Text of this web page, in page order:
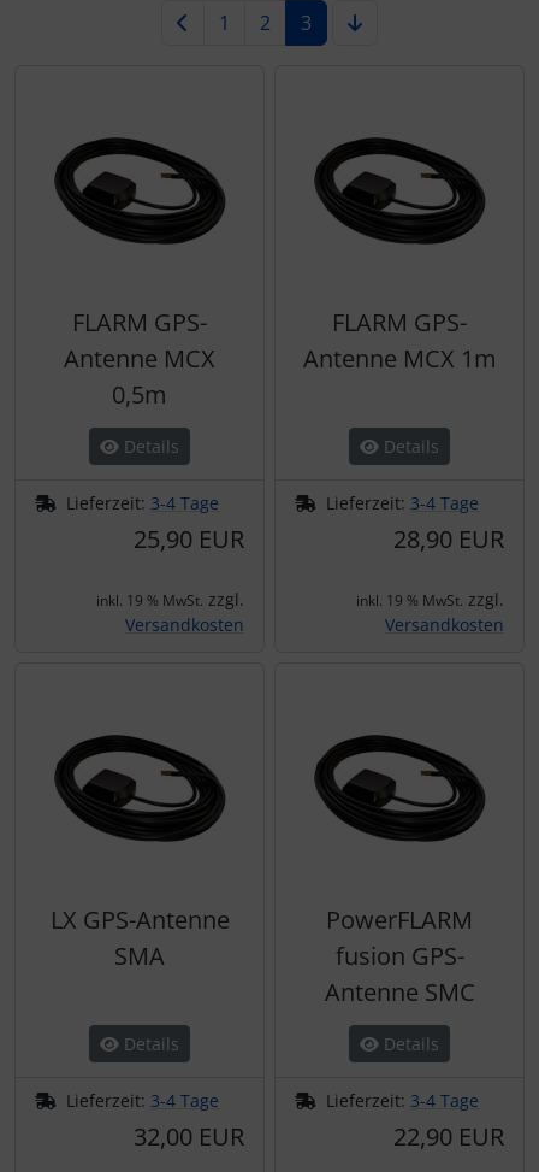
1 2 3
FLARM GPS-
Antenne MCX
0,5m
Details
Lieferzeit: 3-4 Tage
25,90 EUR
inkl. 19 % MwSt. zzgl.
Versandkosten
FLARM GPS-
Antenne MCX 1m
Details
Lieferzeit: 3-4 Tage
28,90 EUR
inkl. 19 % MwSt. zzgl.
Versandkosten
LX GPS-Antenne
SMA
Details
Lieferzeit: 3-4 Tage
32,00 EUR
PowerFLARM
fusion GPS-
Antenne SMC
Details
Lieferzeit: 3-4 Tage
22,90 EUR